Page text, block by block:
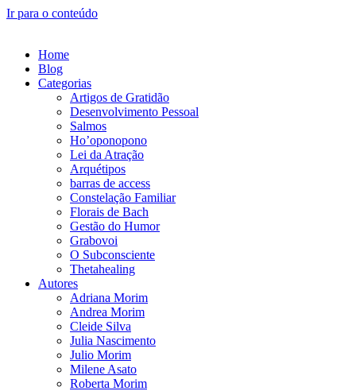
Ir para o conteúdo
Home
Blog
Categorias
Artigos de Gratidão
Desenvolvimento Pessoal
Salmos
Ho’oponopono
Lei da Atração
Arquétipos
barras de access
Constelação Familiar
Florais de Bach
Gestão do Humor
Grabovoi
O Subconsciente
Thetahealing
Autores
Adriana Morim
Andrea Morim
Cleide Silva
Julia Nascimento
Julio Morim
Milene Asato
Roberta Morim